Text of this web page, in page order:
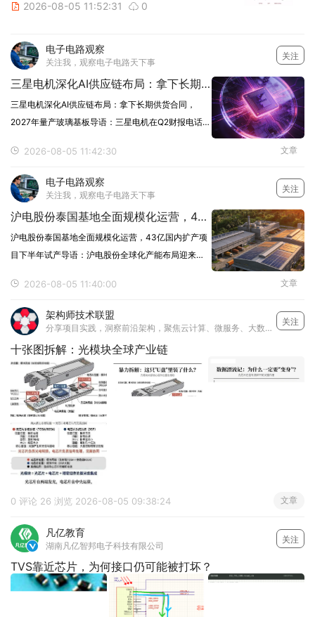
 2026-08-05 11:52:31  0
电子电路观察
关注我，观察电子电路天下事
关注
三星电机深化AI供应链布局：拿下长期供货合同，2027年量产玻璃基板
三星电机深化AI供应链布局：拿下长期供货合同，
2027年量产玻璃基板导语：三星电机在Q2财报电话会
云厂商和芯片制造商的长期供货合同，同时正式布局
下一代先进封装用玻璃基板，计划于2027年实现量产
2026-08-05 11:42:30 文章
电子电路观察
关注我，观察电子电路天下事
关注
沪电股份泰国基地全面规模化运营，43亿国内扩产项目下半年试产
沪电股份泰国基地全面规模化运营，43亿国内扩产项
目下半年试产导语：沪电股份全球化产能布局迎来关
值突破1.5亿元；国内43亿元AI芯片配套高端PCB扩产
项目预计下半年试产，叠加上半年归母净利润预
2026-08-05 11:40:00 文章
架构师技术联盟
分享项目实践，洞察前沿架构，聚焦云计算、微服务、大数据、超融合、软件定义、数据保护、人工智能、行业实践和解决方案。
关注
十张图拆解：光模块全球产业链
0 评论 26 浏览 2026-08-05 09:38:24 文章

凡亿教育
湖南凡亿智邦电子科技有限公司
关注
TVS靠近芯片，为何接口仍可能被打坏？